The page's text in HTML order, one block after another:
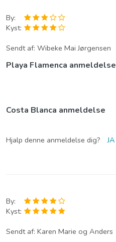
By:
Kyst:
Sendt af: Wibeke Mai Jørgensen
Playa Flamenca anmeldelse
Costa Blanca anmeldelse
Hjalp denne anmeldelse dig? JA
By:
Kyst:
Sendt af: Karen Marie og Anders